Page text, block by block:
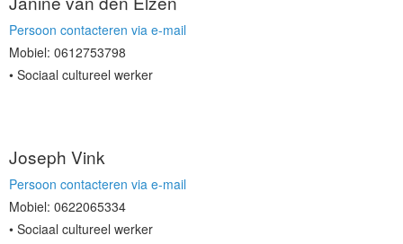
Persoon contacteren via e-mail
Mobiel: 0612753798
Sociaal cultureel werker
Joseph Vink
Persoon contacteren via e-mail
Mobiel: 0622065334
Sociaal cultureel werker